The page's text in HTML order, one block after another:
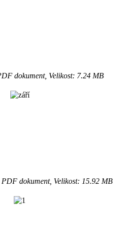
dokument, Velikost: 7.24 MB
dokument, Velikost: 15.92 MB